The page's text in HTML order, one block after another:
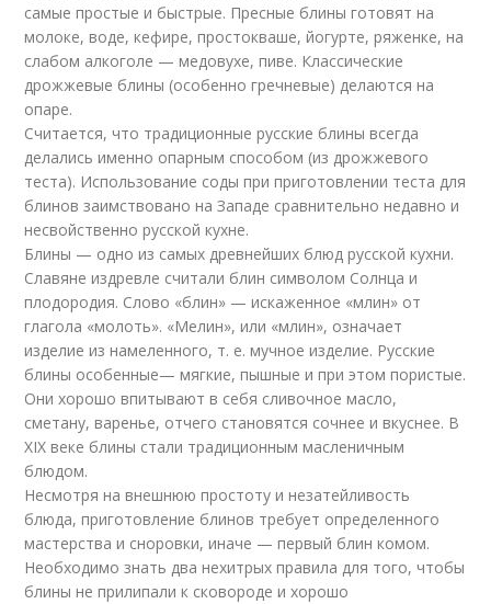
самые простые и быстрые. Пресные блины готовят на
молоке, воде, кефире, простокваше, йогурте, ряженке, на
слабом алкоголе — медовухе, пиве. Классические
дрожжевые блины (особенно гречневые) делаются на
опаре.
Считается, что традиционные русские блины всегда
делались именно опарным способом (из дрожжевого
теста). Использование соды при приготовлении теста для
блинов заимствовано на Западе сравнительно недавно и
несвойственно русской кухне.
Блины — одно из самых древнейших блюд русской кухни.
Славяне издревле считали блин символом Солнца и
плодородия. Слово «блин» — искаженное «млин» от
глагола «молоть». «Мелин», или «млин», означает
изделие из намеленного, т. е. мучное изделие. Русские
блины особенные— мягкие, пышные и при этом пористые.
Они хорошо впитывают в себя сливочное масло,
сметану, варенье, отчего становятся сочнее и вкуснее. В
XIX веке блины стали традиционным масленичным
блюдом.
Несмотря на внешнюю простоту и незатейливость
блюда, приготовление блинов требует определенного
мастерства и сноровки, иначе — первый блин комом.
Необходимо знать два нехитрых правила для того, чтобы
блины не прилипали к сковороде и хорошо